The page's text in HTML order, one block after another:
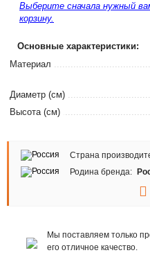
Выберите сначала нужный
корзину.
Основные характеристики:
Материал
Диаметр (см)
Высота (см)
Страна
Родина бренда:
Мы поставляем только
его отличное качество.